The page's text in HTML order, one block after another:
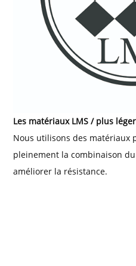
Les matériaux LMS / plus
Nous utilisons des matériaux
pleinement la combinaison
améliorer la résistance.